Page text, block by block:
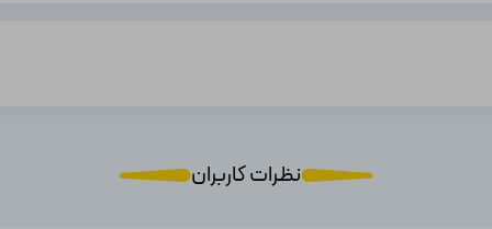
نظرات کاربران